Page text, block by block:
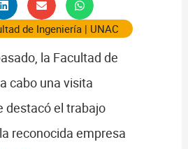
de Ingeniería| UNAC
la Facultad de
cabo una visita
destacó el trabajo
reconocida empresa